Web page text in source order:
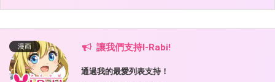
漫画 讓我們支持I-Rabi!
通過我的最愛列表支持！